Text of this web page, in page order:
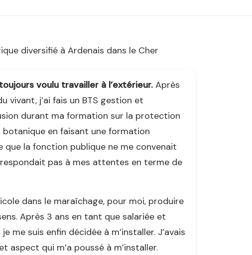
diversifié à Ardenais dans le Cher
voulu travailler à l’extérieur. Après
vivant, j’ai fais un BTS gestion et
durant ma formation sur la protection
botanique en faisant une formation
la fonction publique ne me convenait
pas à mes attentes en terme de
dans le maraîchage, pour moi, produire
Après 3 ans en tant que salariée et
suis enfin décidée à m’installer. J’avais
aspect qui m’a poussé à m’installer.